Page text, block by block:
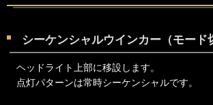
シーケンシャルウインカー（モード
ヘッドライト上部に移設します。
点灯パターンは常時シーケンシャルです。